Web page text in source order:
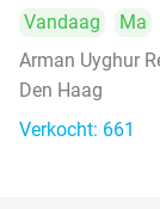
Vandaag Ma
Arman Uyghur
Den Haag
Verkocht: 661